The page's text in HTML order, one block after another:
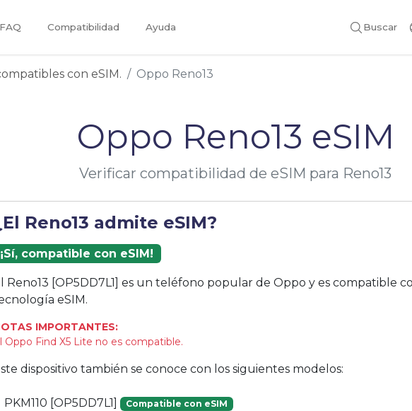
FAQ Compatibilidad Ayuda Buscar
con eSIM. Oppo Reno13
Oppo Reno13 eSIM
Verificar compatibilidad de eSIM para Reno13
Reno13 admite eSIM?
¡Sí, compatible con eSIM!
Reno13 [OP5DD7L1] es un teléfono popular de Oppo y es compatible
eSIM.
IMPORTANTES:
Oppo Find X5 Lite no es compatible.
dispositivo también se conoce con los siguientes modelos:
PKM110 [OP5DD7L1] Compatible con eSIM